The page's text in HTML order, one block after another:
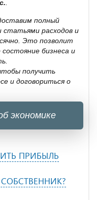
полный
статьями расходов и
Это позволит
бизнеса и
получить
и договориться о
экономике
ПРИБЫЛЬ